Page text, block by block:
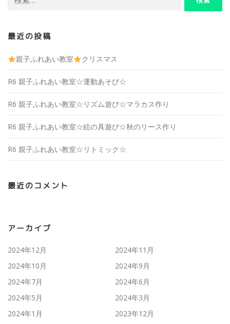
索:
最近の投稿
親子ふれあい教室 クリスマス
R6 親子ふれあい教室☆運動あそび☆
R6 親子ふれあい教室☆リズム遊び☆マラカス作り
R6 親子ふれあい教室☆絵の具遊び☆秋のリース作り
R6 親子ふれあい教室☆リトミック☆
最近のコメント
アーカイブ
2024年12月
2024年11月
2024年10月
2024年9月
2024年7月
2024年6月
2024年5月
2024年3月
2024年1月
2023年12月